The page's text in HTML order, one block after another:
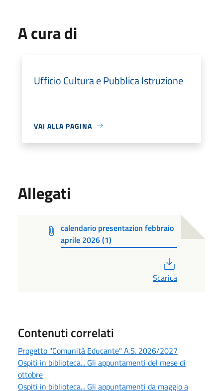
A cura di
Ufficio Cultura e Pubblica Istruzione
VAI ALLA PAGINA
Allegati
calendario presentazion febbraio
aprile 2026 (1)
Scarica
Contenuti correlati
Progetto "Comunità Educante" A.S. 2026/2027
Ospiti in biblioteca... Gli appuntamenti del mese di
ottobre
Ospiti in biblioteca... Gli appuntamenti da maggio a